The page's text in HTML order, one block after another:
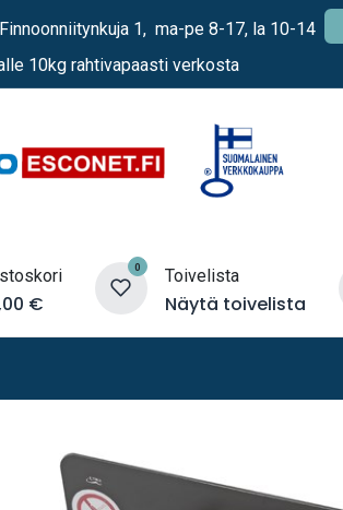
1, ma-pe 8-17, la 10-14
10kg rahtivapaasti verkosta
€
0 Toivelista
Näytä toivelista